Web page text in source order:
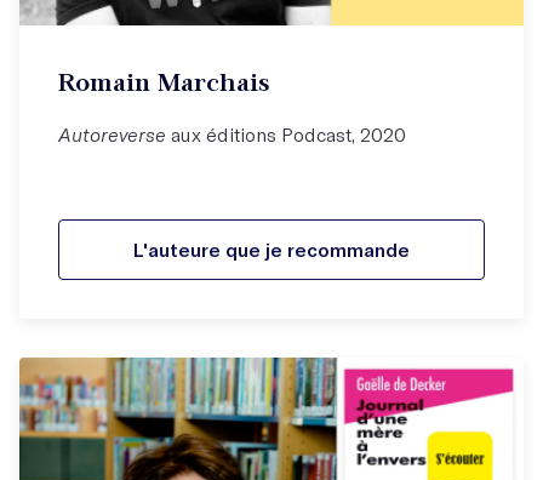
Romain Marchais
Autoreverse aux éditions Podcast, 2020
L'auteure que je recommande